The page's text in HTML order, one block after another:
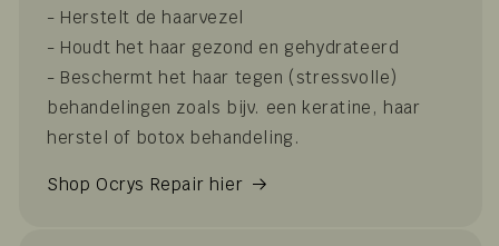
- Herstelt de haarvezel
- Houdt het haar gezond en gehydrateerd
- Beschermt het haar tegen (stressvolle)
behandelingen zoals bijv. een keratine, haar
herstel of botox behandeling.
Shop Ocrys Repair hier